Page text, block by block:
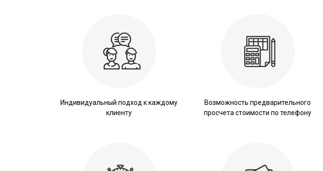
Индивидуальный подход к каждому
клиенту
Возможность предварительного
просчета стоимости по телефону